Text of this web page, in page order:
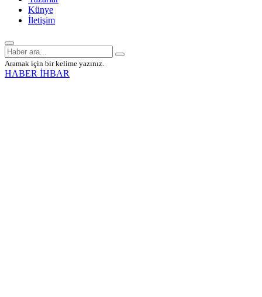
Künye
İletişim
Aramak için bir kelime yazınız.
HABER İHBAR